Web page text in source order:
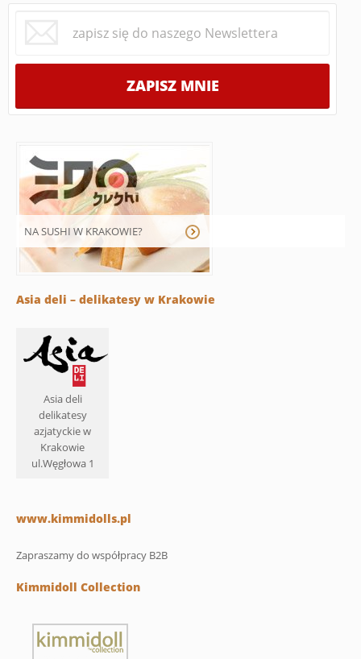
NA SUSHI W KRAKOWIE?
Asia deli – delikatesy w Krakowie
Asia deli
delikatesy
azjatyckie w
Krakowie
ul.Węgłowa 1
www.kimmidolls.pl
Zapraszamy do współpracy B2B
Kimmidoll Collection